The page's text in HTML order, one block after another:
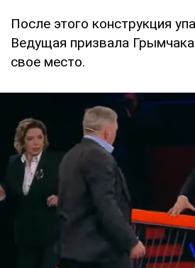
После этого конструкция
Ведущая призвала
свое место.